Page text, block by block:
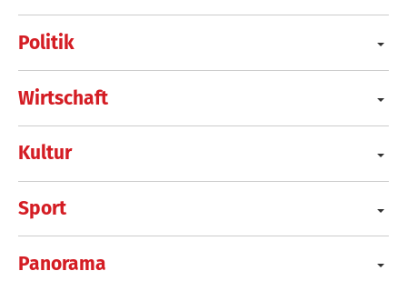
Politik
Wirtschaft
Kultur
Sport
Panorama